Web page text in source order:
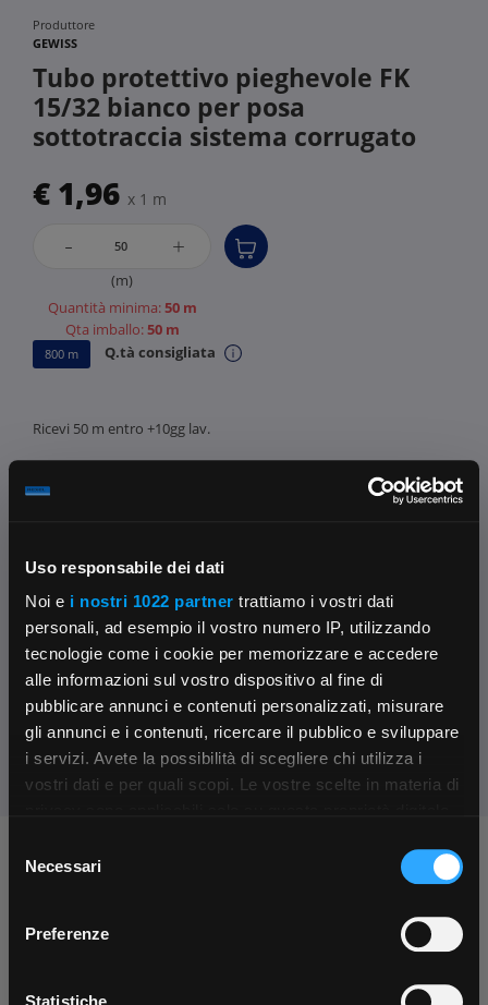
Uso responsabile dei dati
Noi e i nostri 1022 partner trattiamo i vostri dati
personali, ad esempio il vostro numero IP, utilizzando
tecnologie come i cookie per memorizzare e accedere
alle informazioni sul vostro dispositivo al fine di
pubblicare annunci e contenuti personalizzati, misurare
gli annunci e i contenuti, ricercare il pubblico e sviluppare
i servizi. Avete la possibilità di scegliere chi utilizza i
vostri dati e per quali scopi. Le vostre scelte in materia di
modificare o revocare il proprio consenso in qualsiasi
momento dalla Dichiarazione sui cookie o facendo clic
raccogliere informazioni sulla tua posizione
delNecessari
Preferenze
Statistiche
×
App Rexel Italia
tutti i servizi ovunque tu sia!
Scarica ora
Produttore
GEWISS
Tubo protettivo pieghevole FK
15/32 bianco per posa
sottotraccia sistema corrugato
€ 1,96 x 1 m
- +
(m)
Quantità minima:50 m
Qta imballo:50 m
800 m Q.tà consigliata
Ricevi 50 m entro +10gg lav.
Ti affiancheremo passo dopo passo
Contattaci
Parla con il customer care dedicato
Condividi:
Chiedi ai nostri tecnici